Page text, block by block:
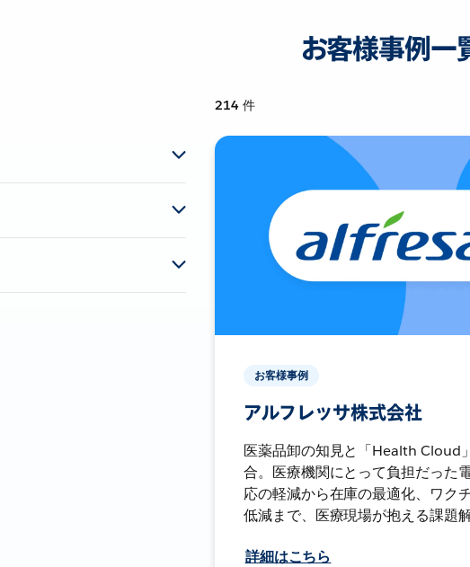
お客様事例一
214 件
お客様事例
アルフレッサ株式会社
医薬品卸の知見と「Health Cloud
合。医療機関にとって負担だった
応の軽減から在庫の最適化、ワク
低減まで、医療現場が抱える課題
詳細はこちら